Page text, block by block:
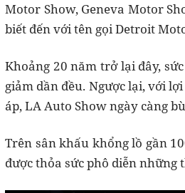
Motor Show, Geneva Motor
biết đến với tên gọi Detroit
Khoảng 20 năm trở lại đây,
giảm dần đều. Ngược lại, với
áp, LA Auto Show ngày càng
Trên sân khấu khổng lồ gần
được thỏa sức phô diễn những